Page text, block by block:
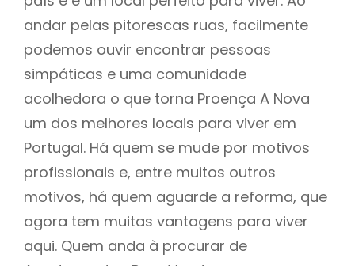
andar pelas pitorescas ruas, facilmente
podemos ouvir encontrar pessoas
simpáticas e uma comunidade
acolhedora o que torna Proença A Nova
um dos melhores locais para viver em
Portugal. Há quem se mude por motivos
profissionais e, entre muitos outros
motivos, há quem aguarde a reforma, que
agora tem muitas vantagens para viver
aqui. Quem anda à procurar de